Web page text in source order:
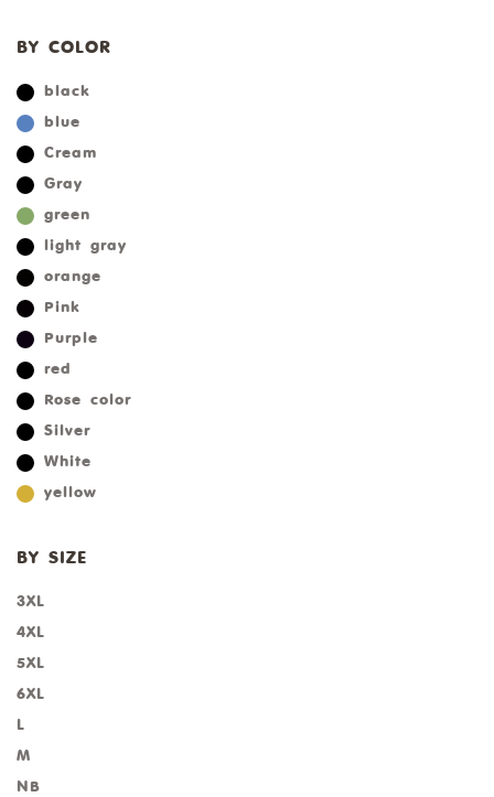
BY COLOR
black
blue
Cream
Gray
green
light gray
orange
Pink
Purple
red
Rose color
Silver
White
yellow
BY SIZE
3XL
4XL
5XL
6XL
L
M
NB